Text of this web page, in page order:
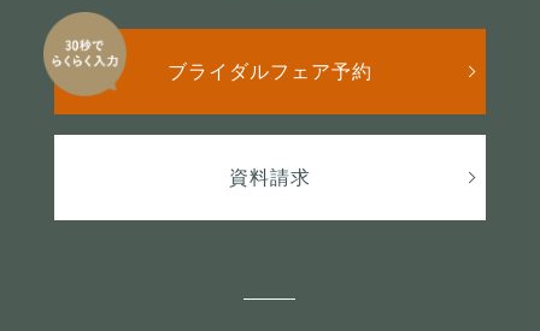
ブライダルフェア予約
資料請求